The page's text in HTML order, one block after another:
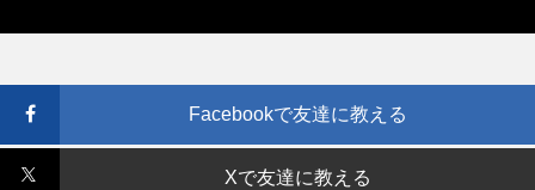
Facebookで友達に教える
Xで友達に教える